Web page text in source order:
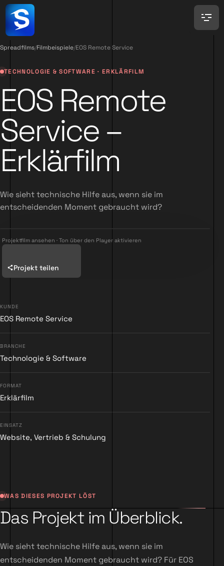
Spreadfilms/Filmbeispiele/EOS Remote Service
TECHNOLOGIE & SOFTWARE · ERKLÄRFILM
EOS Remote
Service –
Erklärfilm
Wie sieht technische Hilfe aus, wenn sie im
entscheidenden Moment gebraucht wird?
Projektfilm ansehen · Ton über den Player aktivieren
Projekt teilen
KUNDE
EOS Remote Service
BRANCHE
Technologie & Software
FORMAT
Erklärfilm
EINSATZ
Website, Vertrieb & Schulung
WAS DIESES PROJEKT LÖST
Das Projekt im Überblick.
Wie sieht technische Hilfe aus, wenn sie im
entscheidenden Moment gebraucht wird? Für EOS